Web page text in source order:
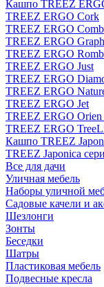
Кашпо TREEZ
TREEZ ERGO Cork
TREEZ ERGO Comb
TREEZ ERGO
TREEZ ERGO
TREEZ ERGO Just
TREEZ ERGO
TREEZ ERGO
TREEZ ERGO Jet
TREEZ ERGO Orien
TREEZ ERGO
Кашпо TREEZ
TREEZ Japonica
Все для дачи
Уличная мебель
Наборы уличной
Садовые качели и
Шезлонги
Зонты
Беседки
Шатры
Пластиковая мебель
Подвесные кресла